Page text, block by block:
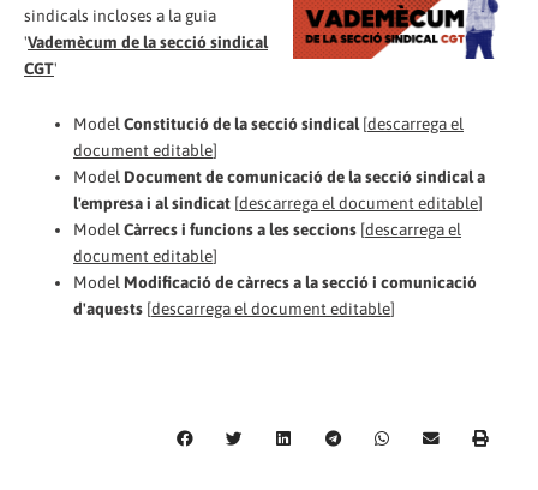
sindicals incloses a la guia
'Vademècum de la secció sindical
CGT'
ModelConstitució de la secció sindical [descarrega el
document editable]
Model Document de comunicació de la secció sindical a
l'empresa i al sindicat [descarrega el document editable]
ModelCàrrecs i funcions a les seccions [descarrega el
document editable]
Model Modificació de càrrecs a la secció i comunicació
d'aquests [descarrega el document editable]